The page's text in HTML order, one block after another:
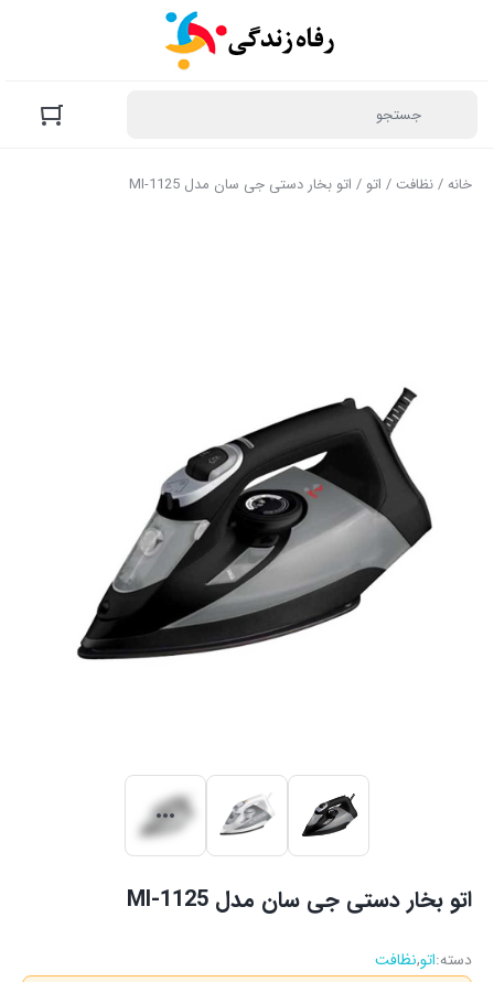
خانه/نظافت / اتو / اتو بخار دستی جی سان مدل MI-1125
اتو بخار دستی جی سان مدل MI-1125
دسته:اتو,نظافت